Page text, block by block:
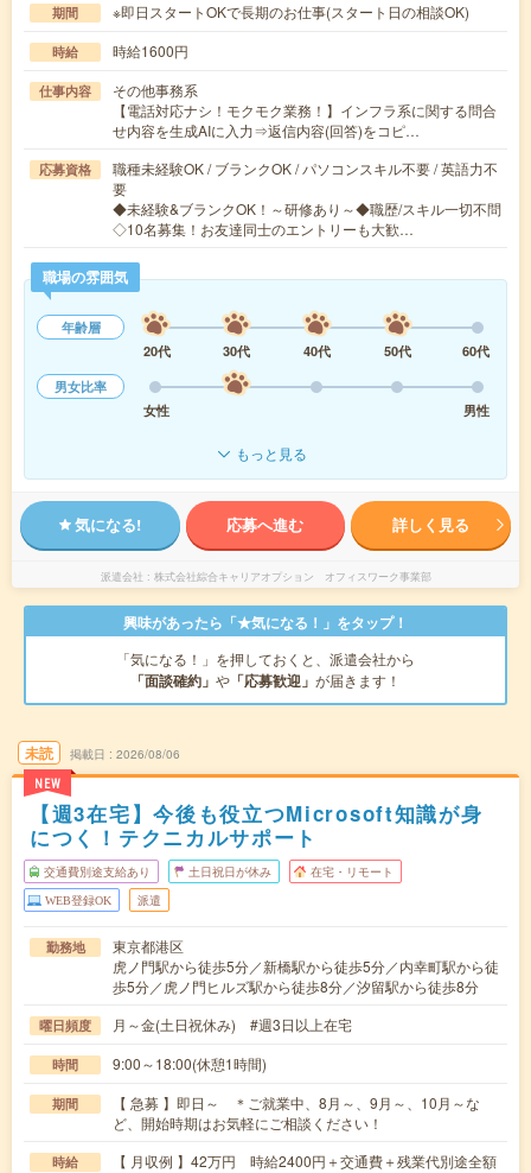
期間 ※即日スタートOKで長期のお仕事(スタート日の相談OK)
時給 時給1600円
仕事内容
その他事務系
【電話対応ナシ！モクモク業務！】インフラ系に関する問合
せ内容を生成AIに入力⇒返信内容(回答)をコピ…
応募資格
職種未経験OK / ブランクOK / パソコンスキル不要 / 英語力不
要
◆未経験&ブランクOK！～研修あり～◆職歴/スキル一切不問
◇10名募集！お友達同士のエントリーも大歓…
職場の雰囲気
年齢層
20代
30代 40代 50代
60代
男女比率
女性
男性
もっと見る
気になる! 応募へ進む 詳しく見る
派遣会社 株式会社綜合キャリアオプション オフィスワーク事業部
興味があったら「★気になる！」をタップ！
「気になる！」を押しておくと、派遣会社から
「面談確約」 や 「応募歓迎」 が届きます！
未読
NEW
掲載日 2026/08/06
【週3在宅】今後も役立つMicrosoft知識が身
につく！テクニカルサポート
交通費別途支給あり 土日祝日が休み 在宅・リモート
WEB登録OK 派遣
勤務地
東京都港区
虎ノ門駅から徒歩5分／新橋駅から徒歩5分／内幸町駅から徒
歩5分／虎ノ門ヒルズ駅から徒歩8分／汐留駅から徒歩8分
曜日頻度 月～金(土日祝休み) #週3日以上在宅
時間 9:00～18:00(休憩1時間)
期間
【 急募 】即日～ ＊ご就業中、8月～、9月～、10月～な
ど、開始時期はお気軽にご相談ください！
時給
【 月収例 】42万円 時給2400円＋交通費＋残業代別途全額